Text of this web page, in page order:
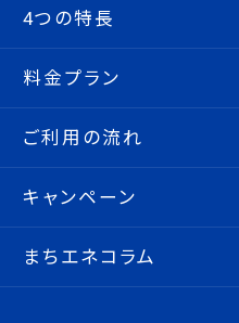
4つの特長
料金プラン
ご利用の流れ
キャンペーン
まちエネコラム